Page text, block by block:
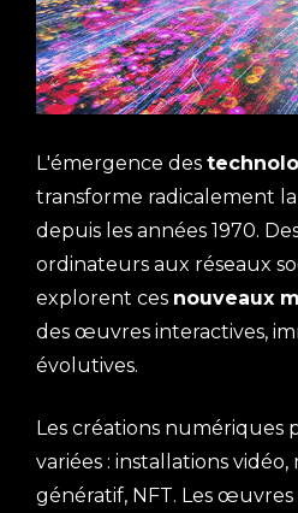
L'émergence des
transforme radicalement
depuis les années 1970.
ordinateurs aux réseaux
explorent ces nouveaux
des œuvres interactives,
évolutives.
Les créations numériques
variées : installations
génératif, NFT. Les